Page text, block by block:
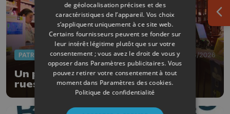
PATRIMOINE 18/06/2026
Un parcours thématique dans les
rues de la Ville de Liège
de géolocalisation précises et des
caractéristiques de l’appareil. Vos choix
s’appliquent uniquement à ce site web.
Certains fournisseurs peuvent se fonder sur
leur intérêt légitime plutôt que sur votre
consentement ; vous avez le droit de vous y
opposer dans Paramètres publicitaires. Vous
pouvez retirer votre consentement à tout
moment dans Paramètres des cookies.
Politique de confidentialité